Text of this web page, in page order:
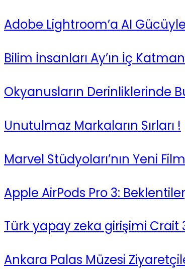
Adobe Lightroom’a AI
Bilim İnsanları Ay’ın İç
Okyanusların Derinliklerinde
Unutulmaz Markaların Sırları !
Marvel Stüdyoları’nın Yeni
Apple AirPods Pro 3:
Türk yapay zeka girişimi Crait
Ankara Palas Müzesi